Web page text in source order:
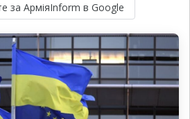
за АрміяInform в Google